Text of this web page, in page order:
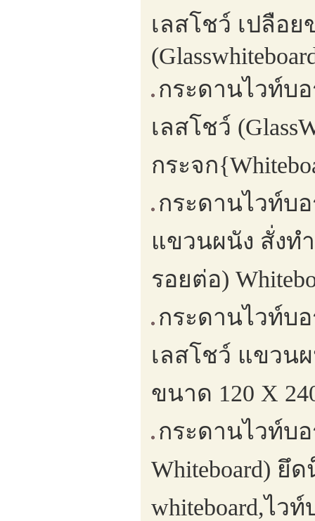
เลสโชว์ เปลือ
กระดานไวท์บ
เลสโชว์
กระจก
กระดานไวท์บ
แขวนผนัง สั่งท
รอยต่อ)
กระดานไวท์บ
เลสโชว์ แขวน
ขนาด 120 X
กระดานไวท์บ
Whiteboard) ยึ
whiteboard,ไว